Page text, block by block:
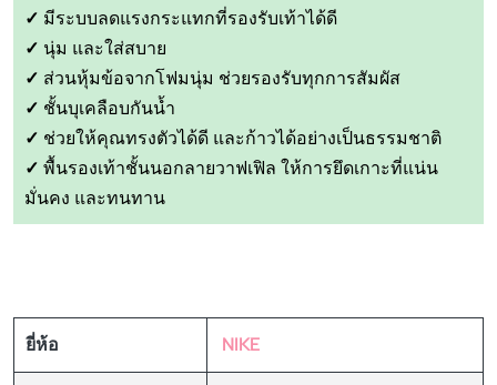
✓ มีระบบลดแรงกระแทกที่รองรับเท้าได้ดี
✓ นุ่ม และใส่สบาย
✓ ส่วนหุ้มข้อจากโฟมนุ่ม ช่วยรองรับทุกการสัมผัส
✓ ชั้นบุเคลือบกันน้ำ
✓ ช่วยให้คุณทรงตัวได้ดี และก้าวได้อย่างเป็นธรรมชาติ
✓ พื้นรองเท้าชั้นนอกลายวาฟเฟิล ให้การยึดเกาะที่แน่น
มั่นคง และทนทาน
ยี่ห้อ NIKE